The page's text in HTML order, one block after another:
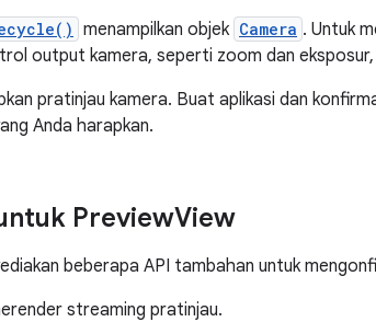
menampilkan objek Camera . Untuk
output kamera, seperti zoom dan
pratinjau kamera. Buat aplikasi dan
Anda harapkan.
PreviewView
beberapa API tambahan untuk
streaming pratinjau.